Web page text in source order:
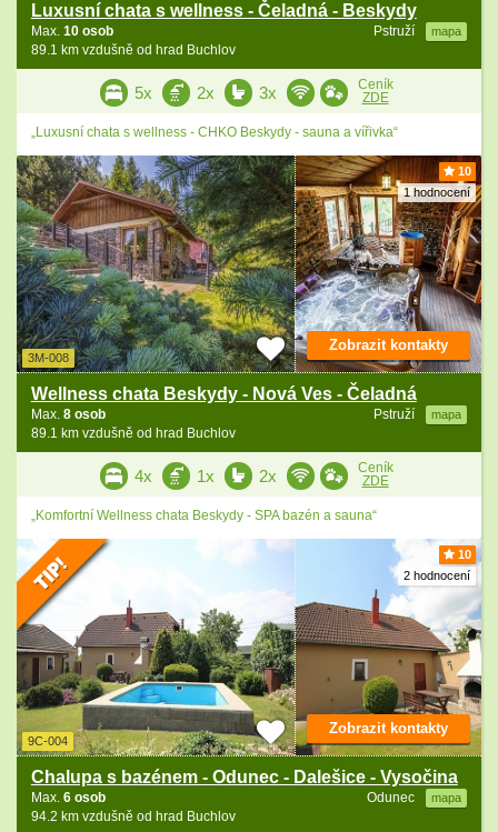
Luxusní chata s wellness - Čeladná - Beskydy
Pstruží mapa
Max. 10 osob
89.1 km vzdušně od hrad Buchlov
5x 2x 3x
Ceník
ZDE
„Luxusní chata s wellness - CHKO Beskydy - sauna a vířivka“
10
1 hodnocení
3M-008
Wellness chata Beskydy - Nová Ves - Čeladná
Pstruží mapa
Max. 8 osob
89.1 km vzdušně od hrad Buchlov
Zobrazit kontakty
4x 1x 2x
Ceník
ZDE
„Komfortní Wellness chata Beskydy - SPA bazén a sauna“
10
2 hodnocení
9C-004
Chalupa s bazénem - Odunec - Dalešice - Vysočina
Odunec mapa
Max. 6 osob
94.2 km vzdušně od hrad Buchlov
Zobrazit kontakty